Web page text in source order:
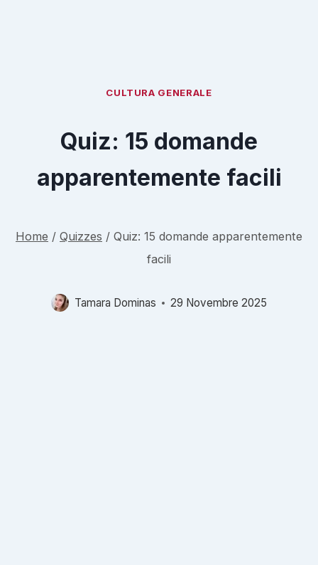
CULTURA GENERALE
Quiz: 15 domande
apparentemente facili
Home / Quizzes / Quiz: 15 domande apparentemente
facili
Tamara Dominas 29 Novembre 2025